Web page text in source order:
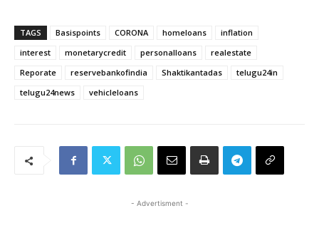
TAGS Basispoints CORONA homeloans
inflation
interest
monetarycredit personalloans
realestate
Reporate
reservebankofindia Shaktikantadas
telugu24in
telugu24news
vehicleloans
- Advertisment -